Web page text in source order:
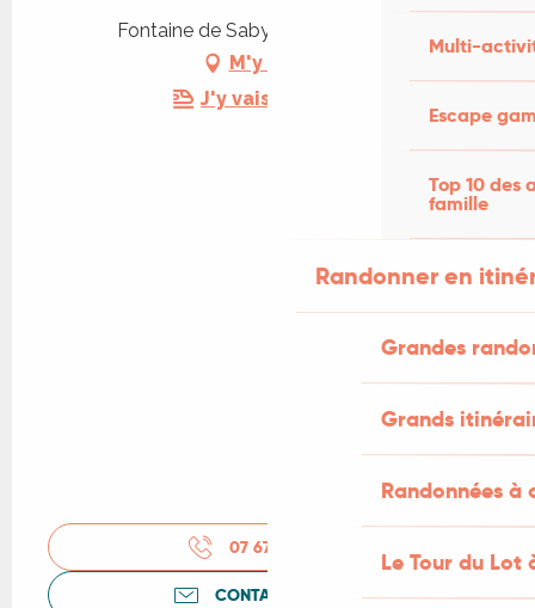
Multi-
Escape
Top 10 des
famille
Randonner en
Grandes
Grands
Randonnées
Le Tour du Lot
Fontaine de Saby, 46700 Mauroux
M'y rendre
J'y vais en train !
07 67 94 74
CONTACTEZ-NOUS